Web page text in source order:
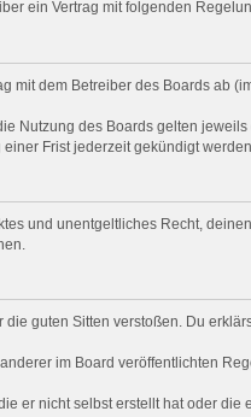
ein Vertrag mit folgenden
mit dem Betreiber des Boards ab
Nutzung des Boards gelten
Frist jederzeit gekündigt
und unentgeltliches Recht,
guten Sitten verstoßen. Du
im Board veröffentlichten
er nicht selbst erstellt hat oder